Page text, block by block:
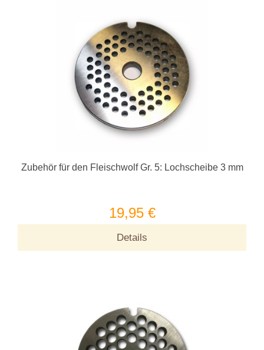
Zubehör für den Fleischwolf Gr. 5: Lochscheibe 3 mm
19,95 €
Details